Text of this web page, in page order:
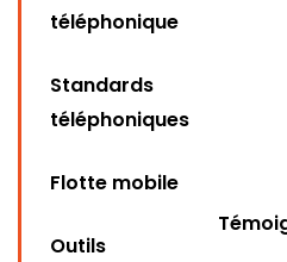
téléphonique
Standards
téléphoniques
Flotte mobile
Outils